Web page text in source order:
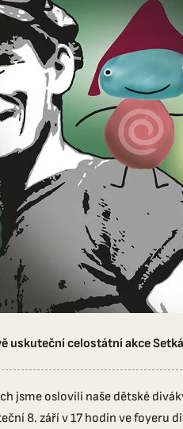
uskuteční celostátní akce
jsme oslovili naše dětské
8. září v 17 hodin ve foyeru